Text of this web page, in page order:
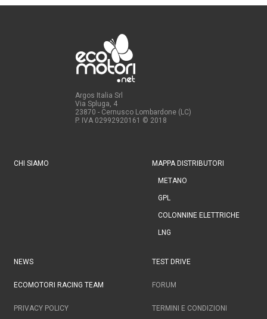
Argos Italia Srl
Via Spluga, 4
23870 - Cernusco Lombardone (LC)
P. IVA 02992920161 © 2018
CHI SIAMO MAPPA DISTRIBUTORI
METANO
GPL
COLONNINE ELETTRICHE
LNG
NEWS TEST DRIVE
ECOMOTORI RACING TEAM FORUM
PRIVACY POLICY TERMINI E CONDIZIONI